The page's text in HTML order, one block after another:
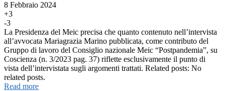
8 Febbraio 2024
+3
-3
La Presidenza del Meic precisa che quanto contenuto nell’intervista
all’avvocata Mariagrazia Marino pubblicata, come contributo del
Gruppo di lavoro del Consiglio nazionale Meic “Postpandemia”, su
Coscienza (n. 3/2023 pag. 37) riflette esclusivamente il punto di
vista dell’intervistata sugli argomenti trattati. Related posts: No
related posts.
Read more